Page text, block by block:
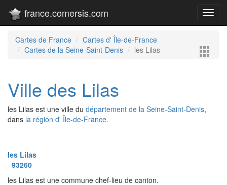
france.comersis.com
Cartes de France
Cartes d' Île-de-France
Cartes de la Seine-Saint-Denis
les Lilas
Ville des Lilas
les Lilas est une ville du département de la Seine-Saint-Denis,
dans la région d' Île-de-France.
les Lilas
93260
les Lilas est une commune chef-lieu de canton.